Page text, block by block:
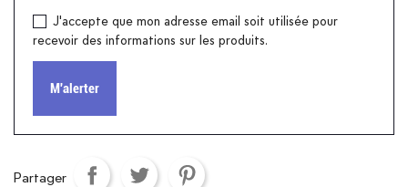
J'accepte que mon adresse email soit utilisée pour
recevoir des informations sur les produits.
M'alerter
Partager